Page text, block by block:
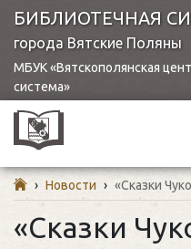
БИБЛИОТЕЧНАЯ
города Вятские Поляны
МБУК «Вятскополянская
система»
› Новости › «Сказки
«Сказки